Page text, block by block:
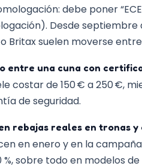
debe poner
Desde
Britax suelen moverse
entre una cuna con
costar de 150 € a 250 €,
de seguridad.
rebajas reales en tronas y
en enero y en la
sobre todo en modelos